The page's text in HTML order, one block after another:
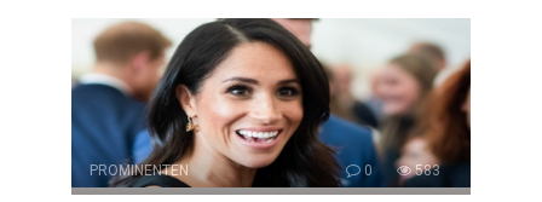
PROMINENTEN 0 583